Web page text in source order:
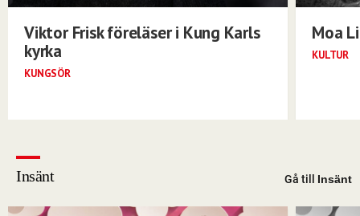
Viktor Frisk föreläser i Kung Karls
kyrka
KUNGSÖR
Moa
KULTUR
Insänt Gå till Insänt